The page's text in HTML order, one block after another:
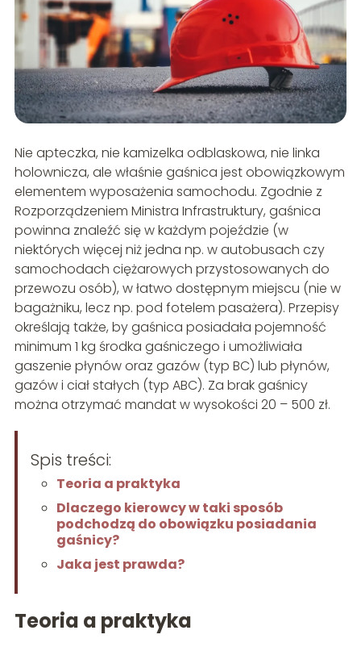
Nie apteczka, nie kamizelka odblaskowa, nie linka
holownicza, ale właśnie gaśnica jest obowiązkowym
elementem wyposażenia samochodu. Zgodnie z
Rozporządzeniem Ministra Infrastruktury, gaśnica
powinna znaleźć się w każdym pojeździe (w
niektórych więcej niż jedna np. w autobusach czy
samochodach ciężarowych przystosowanych do
przewozu osób), w łatwo dostępnym miejscu (nie w
bagażniku, lecz np. pod fotelem pasażera). Przepisy
określają także, by gaśnica posiadała pojemność
minimum 1 kg środka gaśniczego i umożliwiała
gaszenie płynów oraz gazów (typ BC) lub płynów,
gazów i ciał stałych (typ ABC). Za brak gaśnicy
można otrzymać mandat w wysokości 20 – 500 zł.
Spis treści:
Teoria a praktyka
Dlaczego kierowcy w taki sposób
podchodzą do obowiązku posiadania
gaśnicy?
Jaka jest prawda?
Teoria a praktyka